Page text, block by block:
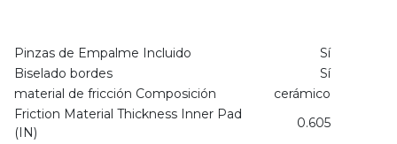
Pinzas de Empalme Incluido
Sí
Biselado bordes
Sí
material de fricción Composición
cerámico
Friction Material Thickness Inner Pad
(IN)
0.605